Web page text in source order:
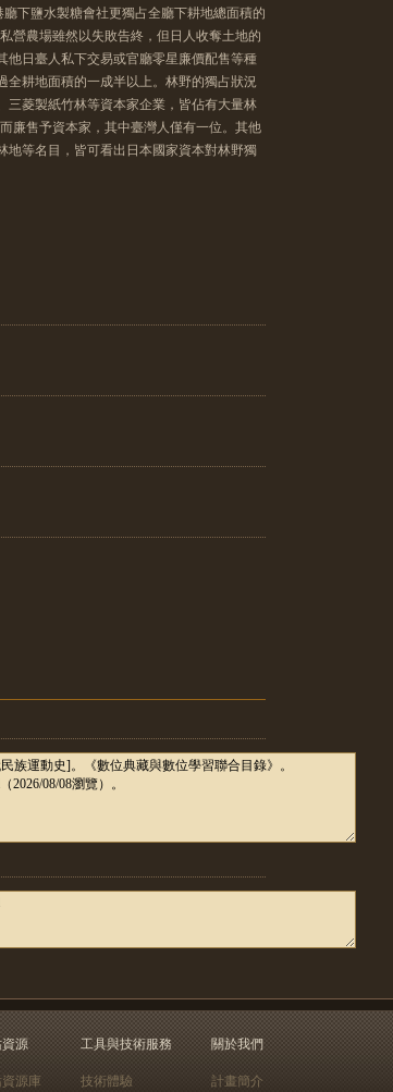
下鹽水製糖會社更獨占全廳下耕地總面積的
營農場雖然以失敗告終，但日人收奪土地的
他日臺人私下交易或官廳零星廉價配售等種
全耕地面積的一成半以上。林野的獨占狀況
三菱製紙竹林等資本家企業，皆佔有大量林
廉售予資本家，其中臺灣人僅有一位。其他
地等名目，皆可看出日本國家資本對林野獨
源
源庫
工具與技術服務
技術體驗
關於我們
計畫簡介